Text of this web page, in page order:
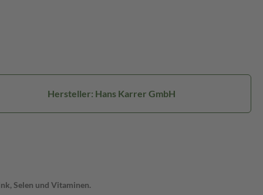
Hersteller: Hans Karrer GmbH
Selen und Vitaminen.